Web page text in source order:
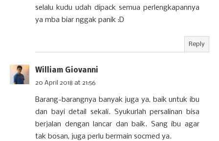
selalu kudu udah dipack semua perlengkapannya
ya mba biar nggak panik :D
Reply
William Giovanni
20 April 2018 at 21:56
Barang-barangnya banyak juga ya, baik untuk ibu
dan bayi detail sekali. Syukurlah persalinan bisa
berjalan dengan lancar dan baik. Sang ibu agar
tak bosan, juga perlu bermain socmed ya.